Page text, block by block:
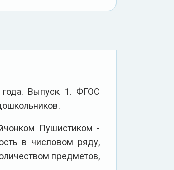
года. Выпуск 1. ФГОС
Пушистиком -
в числовом ряду,
предметов,